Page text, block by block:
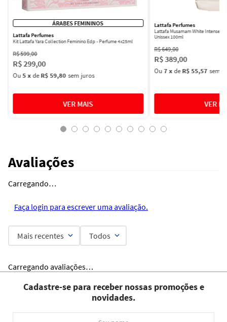
ÁRABES FEMININOS
Lattafa Perfumes
Kit Lattafa Yara Collection Feminino Edp - Perfume 4x25ml
R$599,00
R$299,00
Ou5 xdeR$ 59,80 sem juros
Lattafa Perfumes
Lattafa Musamam White Intense
Unissex 100ml
R$649,00
R$389,00
Ou7xdeR$ 55,57 sem
Avaliações
Carregando…
Faça login para escrever uma avaliação.
Mais recentes Todos
Carregando avaliações…
Cadastre-se para receber nossas promoções e
novidades.